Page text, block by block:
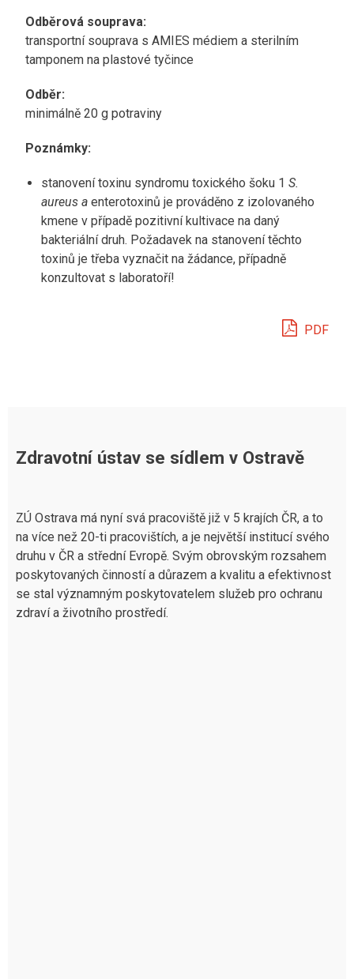
Odběrová souprava:
transportní souprava s AMIES médiem a sterilním
tamponem na plastové tyčince
Odběr:
minimálně 20 g potraviny
Poznámky:
stanovení toxinu syndromu toxického šoku 1S.
aureus aenterotoxinů je prováděno z izolovaného
kmene v případě pozitivní kultivace na daný
bakteriální druh. Požadavek na stanovení těchto
toxinů je třeba vyznačit na žádance, případně
konzultovat s laboratoří!
PDF
Zdravotní ústav se sídlem v Ostravě
ZÚ Ostrava má nyní svá pracoviště již v 5 krajích ČR, a to
na více než 20-ti pracovištích, a je největší institucí svého
druhu v ČR a střední Evropě. Svým obrovským rozsahem
poskytovaných činností a důrazem a kvalitu a efektivnost
se stal významným poskytovatelem služeb pro ochranu
zdraví a životního prostředí.